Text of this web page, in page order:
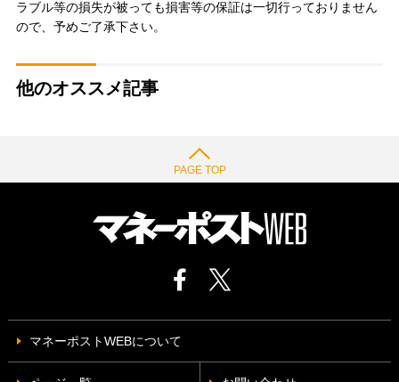
ラブル等の損失が被っても損害等の保証は一切行っておりません
ので、予めご了承下さい。
他のオススメ記事
PAGE TOP
マネーポストWEBについて